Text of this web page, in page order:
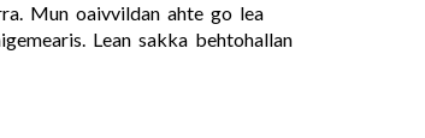
Mun oaivvildan ahte go lea
Lean sakka behtohallan